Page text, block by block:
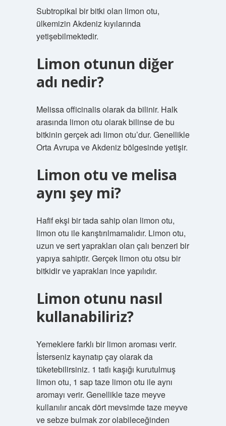
Subtropikal bir bitki olan limon otu,
ülkemizin Akdeniz kıyılarında
yetişebilmektedir.
Limon otunun diğer
adı nedir?
Melissa officinalis olarak da bilinir. Halk
arasında limon otu olarak bilinse de bu
bitkinin gerçek adı limon otu’dur. Genellikle
Orta Avrupa ve Akdeniz bölgesinde yetişir.
Limon otu ve melisa
aynı şey mi?
Hafif ekşi bir tada sahip olan limon otu,
limon otu ile karıştırılmamalıdır. Limon otu,
uzun ve sert yaprakları olan çalı benzeri bir
yapıya sahiptir. Gerçek limon otu otsu bir
bitkidir ve yaprakları ince yapılıdır.
Limon otunu nasıl
kullanabiliriz?
Yemeklere farklı bir limon aroması verir.
İsterseniz kaynatıp çay olarak da
tüketebilirsiniz. 1 tatlı kaşığı kurutulmuş
limon otu, 1 sap taze limon otu ile aynı
aromayı verir. Genellikle taze meyve
kullanılır ancak dört mevsimde taze meyve
ve sebze bulmak zor olabileceğinden